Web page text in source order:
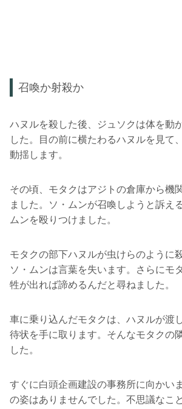
召喚か射殺か
ハヌルを殺した後、ジュソクは体を動
した。目の前に横たわるハヌルを見て
動揺します。
その頃、モタクはアジトの倉庫から機
ました。ソ・ムンが召喚しようと訴え
ムンを殴りつけました。
モタクの部下ハヌルが虫けらのように
ソ・ムンは言葉を失います。さらにモ
牲が出れば諦めるんだと尋ねました。
車に乗り込んだモタクは、ハヌルが渡
待状を手に取ります。そんなモタクの
した。
すぐに白頭企画建設の事務所に向かい
の姿はありませんでした。不思議なこ